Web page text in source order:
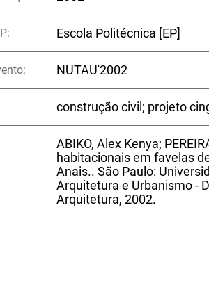
Escola Politécnica [EP]
NUTAU'2002
construção civil; projeto
ABIKO, Alex Kenya;
habitacionais em favelas
Anais.. São Paulo:
Arquitetura e Urbanismo -
Arquitetura, 2002.